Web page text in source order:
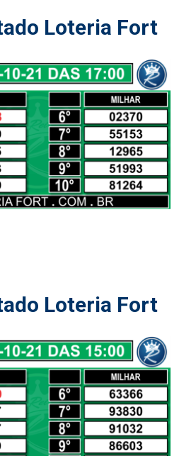
Loteria Fort
Loteria Fort